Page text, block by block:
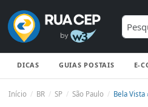
DICAS GUIAS POSTAIS E-
Início BR SP São Paulo Bela Vista ›